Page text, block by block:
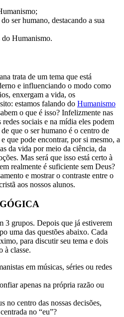
ser humano, destacando a sua
Humanismo.
trata de um tema que está
e influenciando o modo como
enxergam a vida, os
estamos falando do Humanismo
o que é isso? Infelizmente nas
sociais e na mídia eles podem
que o ser humano é o centro de
que pode encontrar, por si mesmo, a
da vida por meio da ciência, da
Mas será que isso está certo à
realmente é suficiente sem Deus?
e mostrar o contraste entre o
aos nossos alunos.
3 grupos. Depois que já estiverem
uma das questões abaixo. Cada
para discutir seu tema e dois
à classe.
em músicas, séries ou redes
apenas na própria razão ou
no centro das nossas decisões,
no “eu”?